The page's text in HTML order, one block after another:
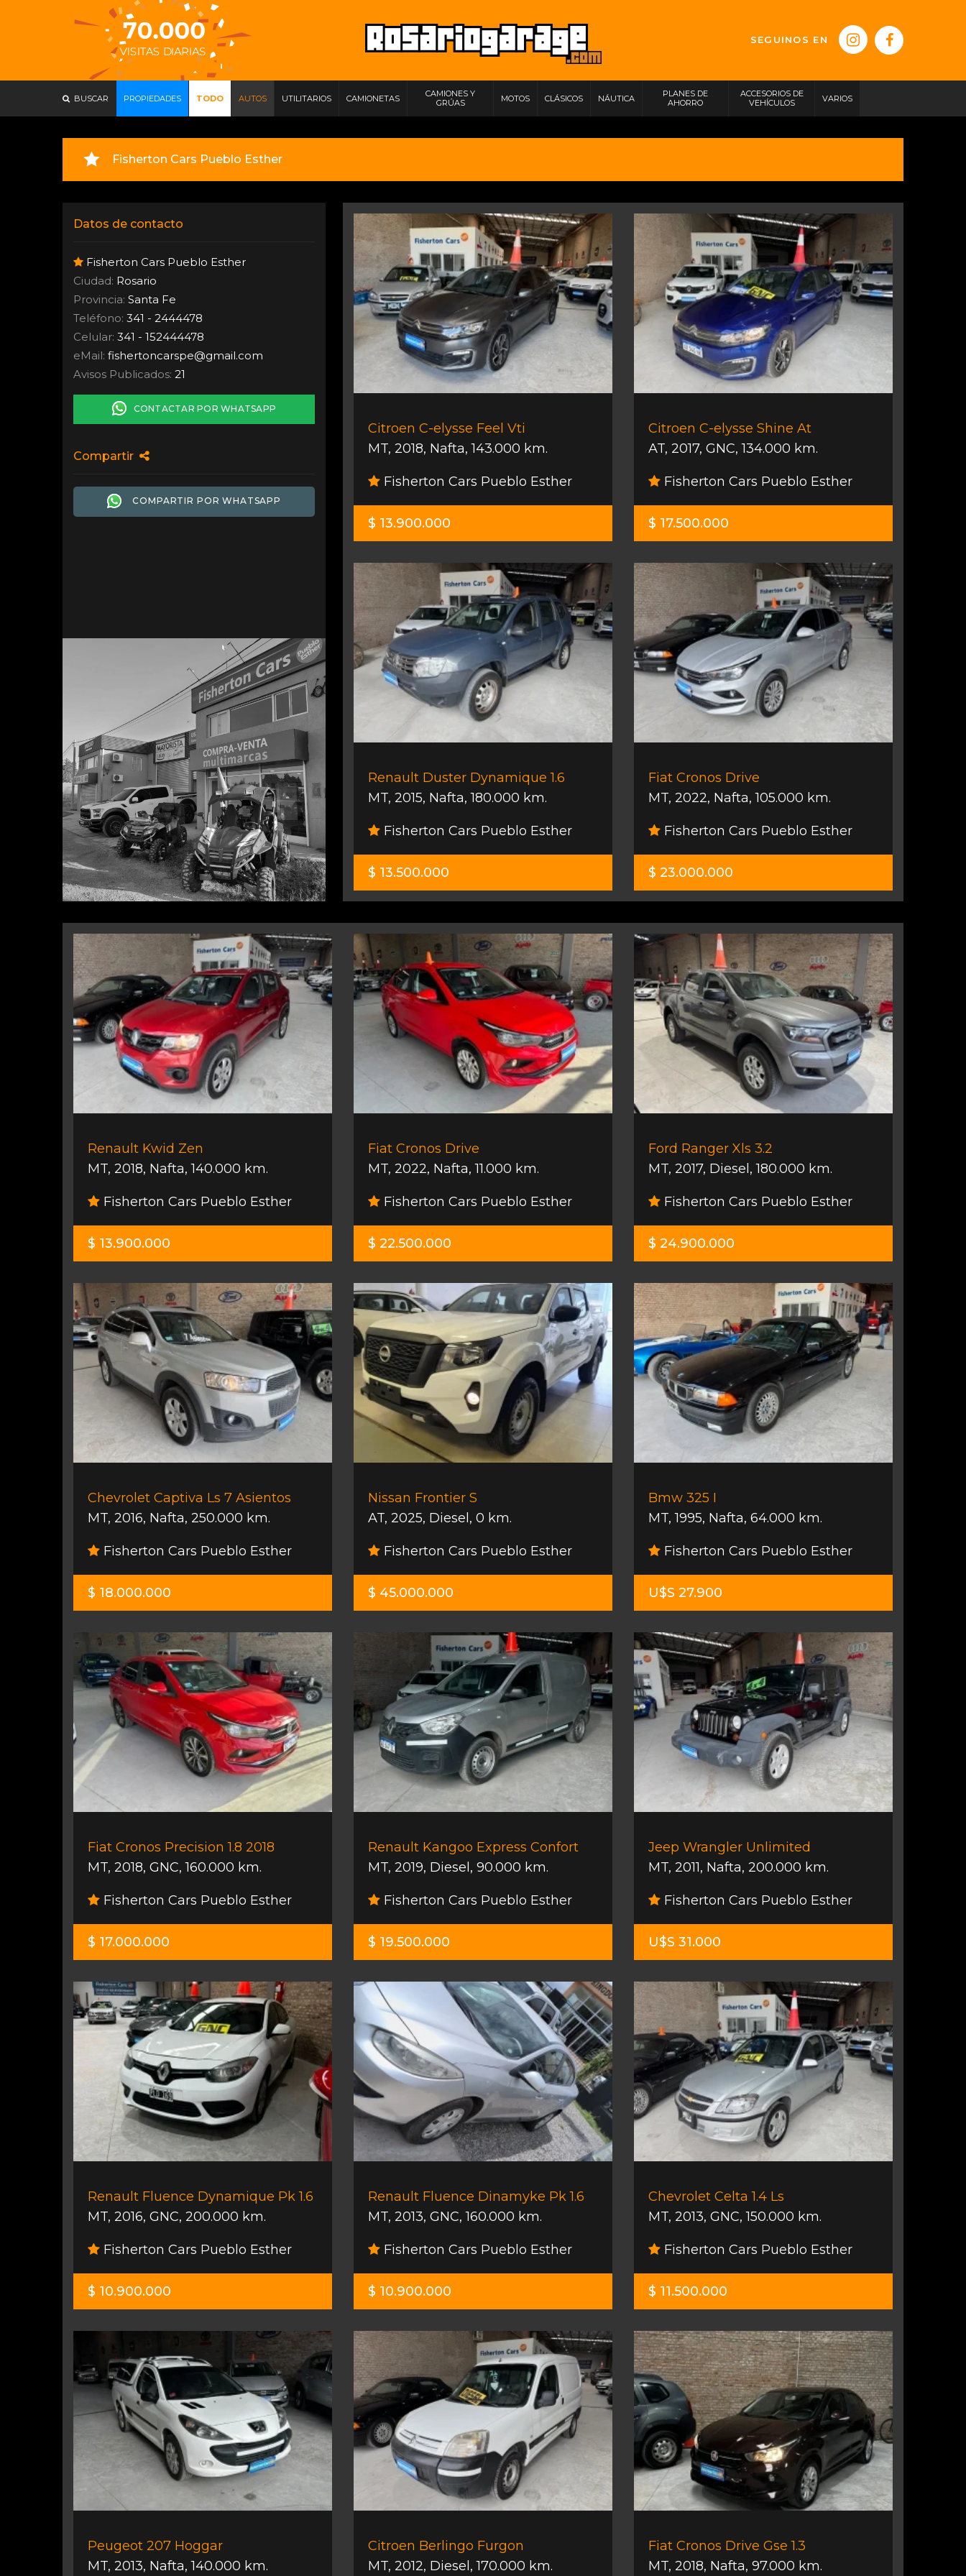
SEGUINOS EN
BUSCAR PROPIEDADES TODO AUTOS UTILITARIOS CAMIONETAS
CAMIONES Y
GRÚAS
MOTOS CLÁSICOS NÁUTICA
PLANES DE
AHORRO
ACCESORIOS DE
VEHÍCULOS
VARIOS
Fisherton Cars Pueblo Esther
Datos de contacto
Fisherton Cars Pueblo Esther
Ciudad: Rosario
Provincia: Santa Fe
Teléfono: 341 - 2444478
Celular: 341 - 152444478
eMail: fishertoncarspe@gmail.com
Avisos Publicados: 21
CONTACTAR POR WHATSAPP
Compartir
COMPARTIR POR WHATSAPP
Citroen C-elysse Feel Vti
MT, 2018, Nafta,143.000 km.
Fisherton Cars Pueblo Esther
$ 13.900.000
Citroen C-elysse Shine At
AT, 2017, GNC,134.000 km.
Fisherton Cars Pueblo Esther
$ 17.500.000
Renault Duster Dynamique 1.6
MT, 2015, Nafta,180.000 km.
Fisherton Cars Pueblo Esther
$ 13.500.000
Fiat Cronos Drive
MT, 2022, Nafta,105.000 km.
Fisherton Cars Pueblo Esther
$ 23.000.000
Renault Kwid Zen
MT, 2018, Nafta,140.000 km.
Fisherton Cars Pueblo Esther
$ 13.900.000
Fiat Cronos Drive
MT, 2022, Nafta,11.000 km.
Fisherton Cars Pueblo Esther
$ 22.500.000
Ford Ranger Xls 3.2
MT, 2017, Diesel ,180.000 km.
Fisherton Cars Pueblo Esther
$ 24.900.000
Chevrolet Captiva Ls 7 Asientos
MT, 2016, Nafta, 250.000 km.
Fisherton Cars Pueblo Esther
$ 18.000.000
Nissan Frontier S
AT, 2025, Diesel , 0 km.
Fisherton Cars Pueblo Esther
$ 45.000.000
Bmw 325 I
MT,1995, Nafta, 64.000 km.
Fisherton Cars Pueblo Esther
U$S 27.900
Fiat Cronos Precision 1.8 2018
MT, 2018, GNC,160.000 km.
Fisherton Cars Pueblo Esther
$ 17.000.000
Renault Kangoo Express Confort
MT, 2019, Diesel , 90.000 km.
Fisherton Cars Pueblo Esther
$ 19.500.000
Jeep Wrangler Unlimited
MT, 2011, Nafta, 200.000 km.
Fisherton Cars Pueblo Esther
U$S 31.000
Renault Fluence Dynamique Pk 1.6
MT, 2016, GNC, 200.000 km.
Fisherton Cars Pueblo Esther
$ 10.900.000
Renault Fluence Dinamyke Pk 1.6
MT, 2013, GNC,160.000 km.
Fisherton Cars Pueblo Esther
$ 10.900.000
Chevrolet Celta 1.4 Ls
MT, 2013, GNC,150.000 km.
Fisherton Cars Pueblo Esther
$ 11.500.000
Peugeot 207 Hoggar
MT, 2013, Nafta,140.000 km.
Citroen Berlingo Furgon
MT, 2012, Diesel ,170.000 km.
Fiat Cronos Drive Gse 1.3
MT, 2018, Nafta, 97.000 km.